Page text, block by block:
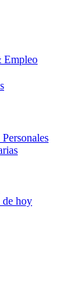
Empleo
de hoy